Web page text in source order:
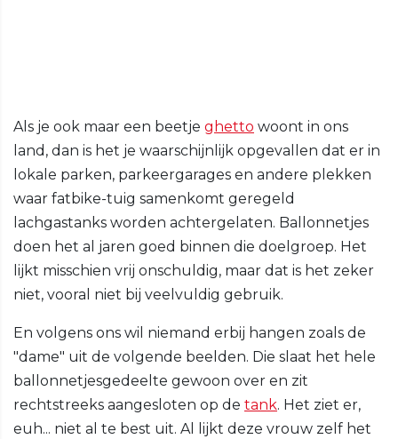
Als je ook maar een beetje ghetto woont in ons
land, dan is het je waarschijnlijk opgevallen dat er in
lokale parken, parkeergarages en andere plekken
waar fatbike-tuig samenkomt geregeld
lachgastanks worden achtergelaten. Ballonnetjes
doen het al jaren goed binnen die doelgroep. Het
lijkt misschien vrij onschuldig, maar dat is het zeker
niet, vooral niet bij veelvuldig gebruik.
En volgens ons wil niemand erbij hangen zoals de
"dame" uit de volgende beelden. Die slaat het hele
ballonnetjesgedeelte gewoon over en zit
rechtstreeks aangesloten op de tank. Het ziet er,
euh... niet al te best uit. Al lijkt deze vrouw zelf het